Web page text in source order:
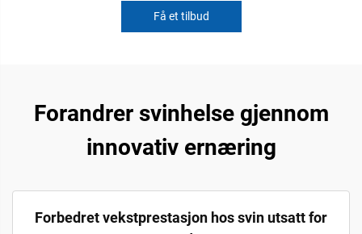
Få et tilbud
Forandrer svinhelse gjennom
innovativ ernæring
Forbedret vekstprestasjon hos svin utsatt for